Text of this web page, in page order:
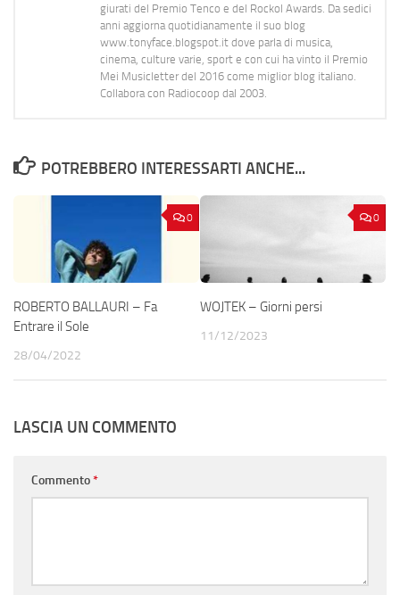
giurati del Premio Tenco e del Rockol Awards. Da sedici
anni aggiorna quotidianamente il suo blog
www.tonyface.blogspot.it dove parla di musica,
cinema, culture varie, sport e con cui ha vinto il Premio
Mei Musicletter del 2016 come miglior blog italiano.
Collabora con Radiocoop dal 2003.
POTREBBERO INTERESSARTI ANCHE...
0
ROBERTO BALLAURI – Fa
Entrare il Sole
28/04/2022
0
WOJTEK – Giorni persi
11/12/2023
LASCIA UN COMMENTO
Commento*